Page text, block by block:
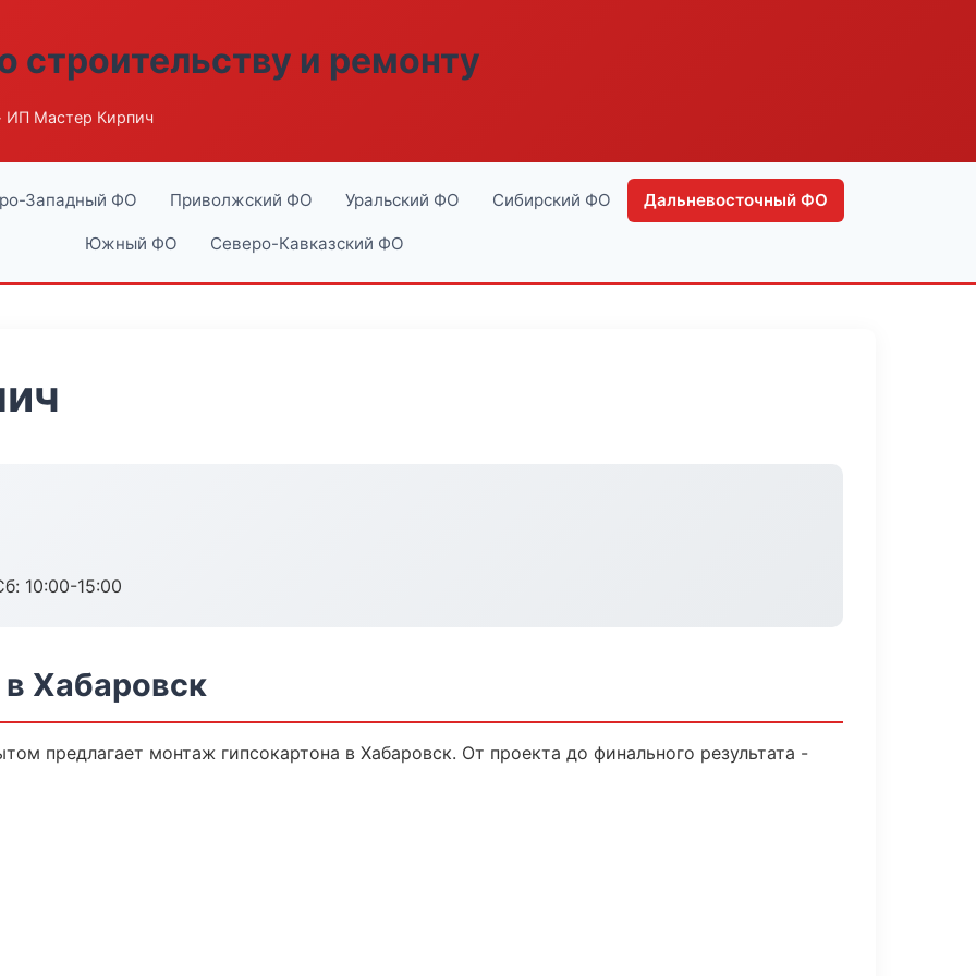
строительству и ремонту
ИП Мастер Кирпич
Западный ФО Приволжский ФО Уральский ФО Сибирский ФО Дальневосточный ФО
Южный ФО Северо-Кавказский ФО
10:00-15:00
Хабаровск
предлагает монтаж гипсокартона в Хабаровск. От проекта до финального результата -